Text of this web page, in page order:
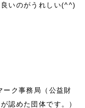
いのがうれしい(^^)
ーク事務局（公益財
認めた団体です。）